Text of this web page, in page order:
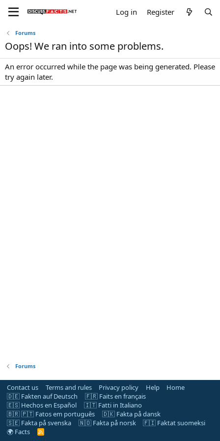
Log in Register
Forums
Oops! We ran into some problems.
An error occurred while the page was being generated. Please
try again later.
Forums
Contact us Terms and rules Privacy policy Help
Home
🇩🇪 Fakten auf Deutsch
🇫🇷 Faits en français
🇪🇸 Hechos en Español
🇮🇹 Fatti in Italiano
🇧🇷 🇵🇹 Fatos em português
🇩🇰 Fakta på dansk
🇸🇪 Fakta på svenska
🇳🇴 Fakta på norsk
🇫🇮 Faktat suomeksi
🌍 Facts
R